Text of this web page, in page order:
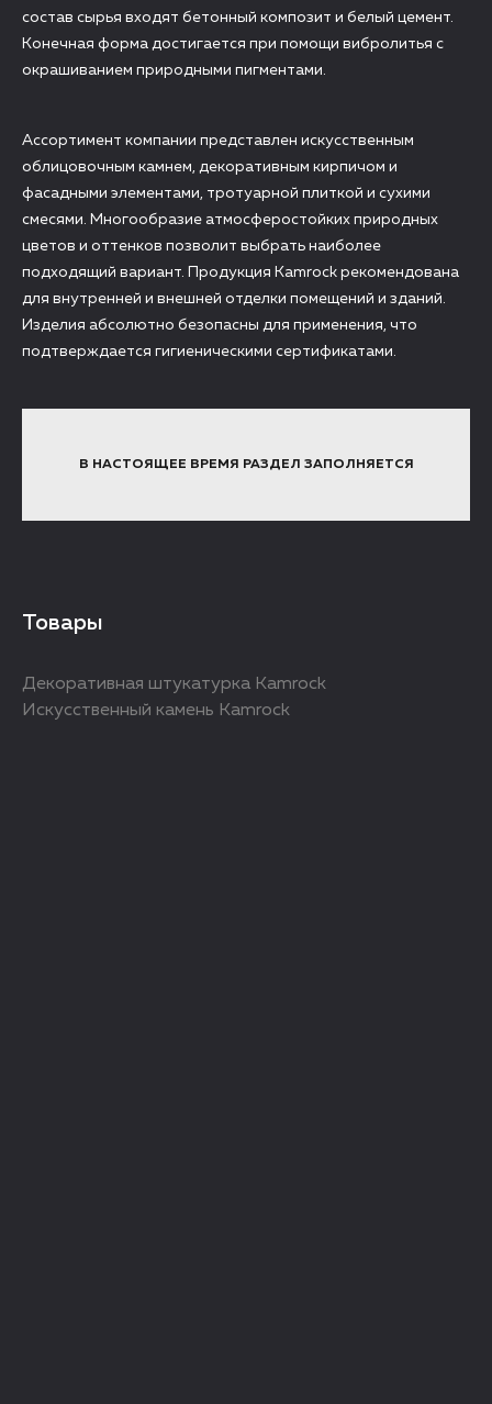
состав сырья входят бетонный композит и белый цемент.
Конечная форма достигается при помощи вибролитья с
окрашиванием природными пигментами.
Ассортимент компании представлен искусственным
облицовочным камнем, декоративным кирпичом и
фасадными элементами, тротуарной плиткой и сухими
смесями. Многообразие атмосферостойких природных
цветов и оттенков позволит выбрать наиболее
подходящий вариант. Продукция Kamrock рекомендована
для внутренней и внешней отделки помещений и зданий.
Изделия абсолютно безопасны для применения, что
подтверждается гигиеническими сертификатами.
В НАСТОЯЩЕЕ ВРЕМЯ РАЗДЕЛ ЗАПОЛНЯЕТСЯ
Товары
Декоративная штукатурка Kamrock
Искусственный камень Kamrock